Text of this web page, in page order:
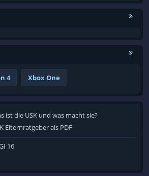
4 Xbox One
ist die USK und was macht sie?
Elternratgeber als PDF
16